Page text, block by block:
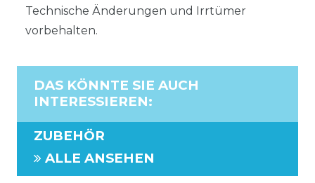
Technische Änderungen und Irrtümer
vorbehalten.
DAS KÖNNTE SIE AUCH
INTERESSIEREN:
ZUBEHÖR
ALLE ANSEHEN